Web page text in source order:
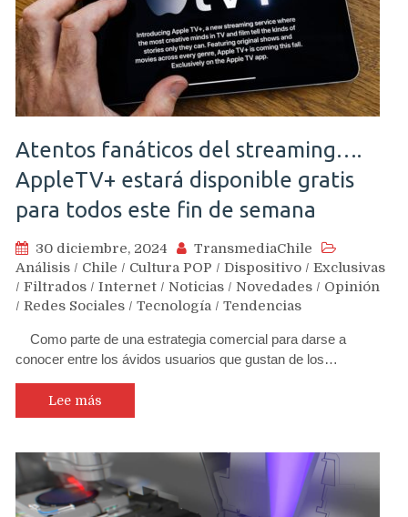
Atentos fanáticos del streaming….
AppleTV+ estará disponible gratis
para todos este fin de semana
30 diciembre, 2024
TransmediaChile
Análisis / Chile / Cultura POP / Dispositivo / Exclusivas
/ Filtrados / Internet / Noticias / Novedades / Opinión
/ Redes Sociales / Tecnología / Tendencias
Como parte de una estrategia comercial para darse a
conocer entre los ávidos usuarios que gustan de los…
Lee más